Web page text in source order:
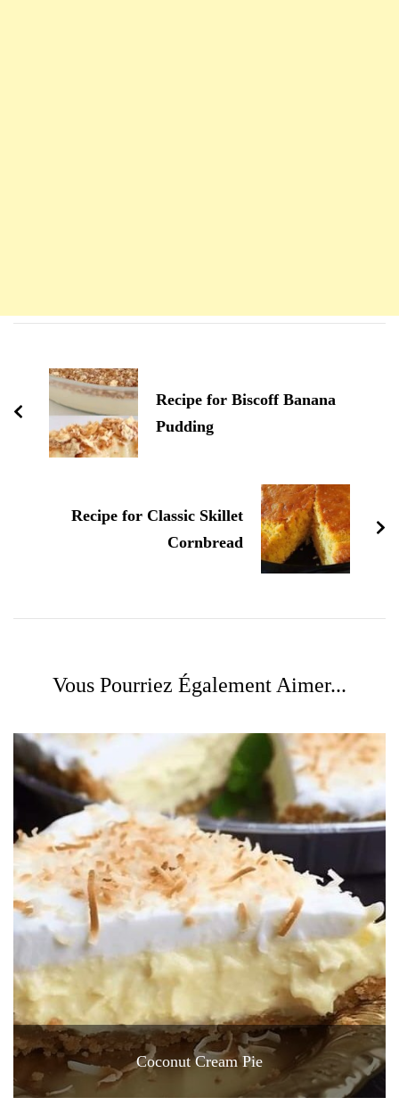
d'article
Recipe for Biscoff Banana
Pudding
Recipe for Classic Skillet
Cornbread
Vous Pourriez Également Aimer...
Coconut Cream Pie